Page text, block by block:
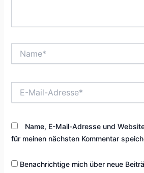
Mail-
Name, E-Mail-Adresse und
für meinen nächsten Kommentar
Benachrichtige mich über neue